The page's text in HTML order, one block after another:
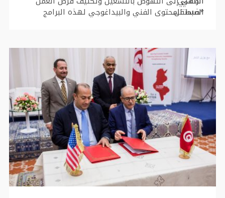
المستقل.
على مستوى:
*ضبط المحتوى الفني والبيداغوجي لهذه البرامج
الخصوصيات المحلية والجهوية لقطاع والاولويات
التنموية المرسومة.
والمساهمة في متابعة وتقييم سير تنفيذ برامج
التكوين المهني في الصناعات التقليدية والمشاركة
في وضع وتنفيذ خطة تسويقية لبرامج التكوين المهني
في الصناعات التقليدة لغرض حفز الاجيال الشابة للإقبال
على التكوين والاندماج المهني في القطاع .
وسيتم تمكين الوكالة التونسية للتكوين المهني من
مختلف المعطيات الكميّة والنّوعية المتعلقة بالتكوين
المهني في الصناعات التقليدية لاعتمادها في التصوّر
والمتابعة والتّقييم.